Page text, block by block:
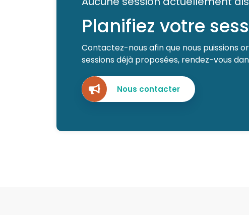
Planifiez votre
Contactez-nous afin que nous puissions
sessions déjà proposées, rendez-vous
Nous contacter